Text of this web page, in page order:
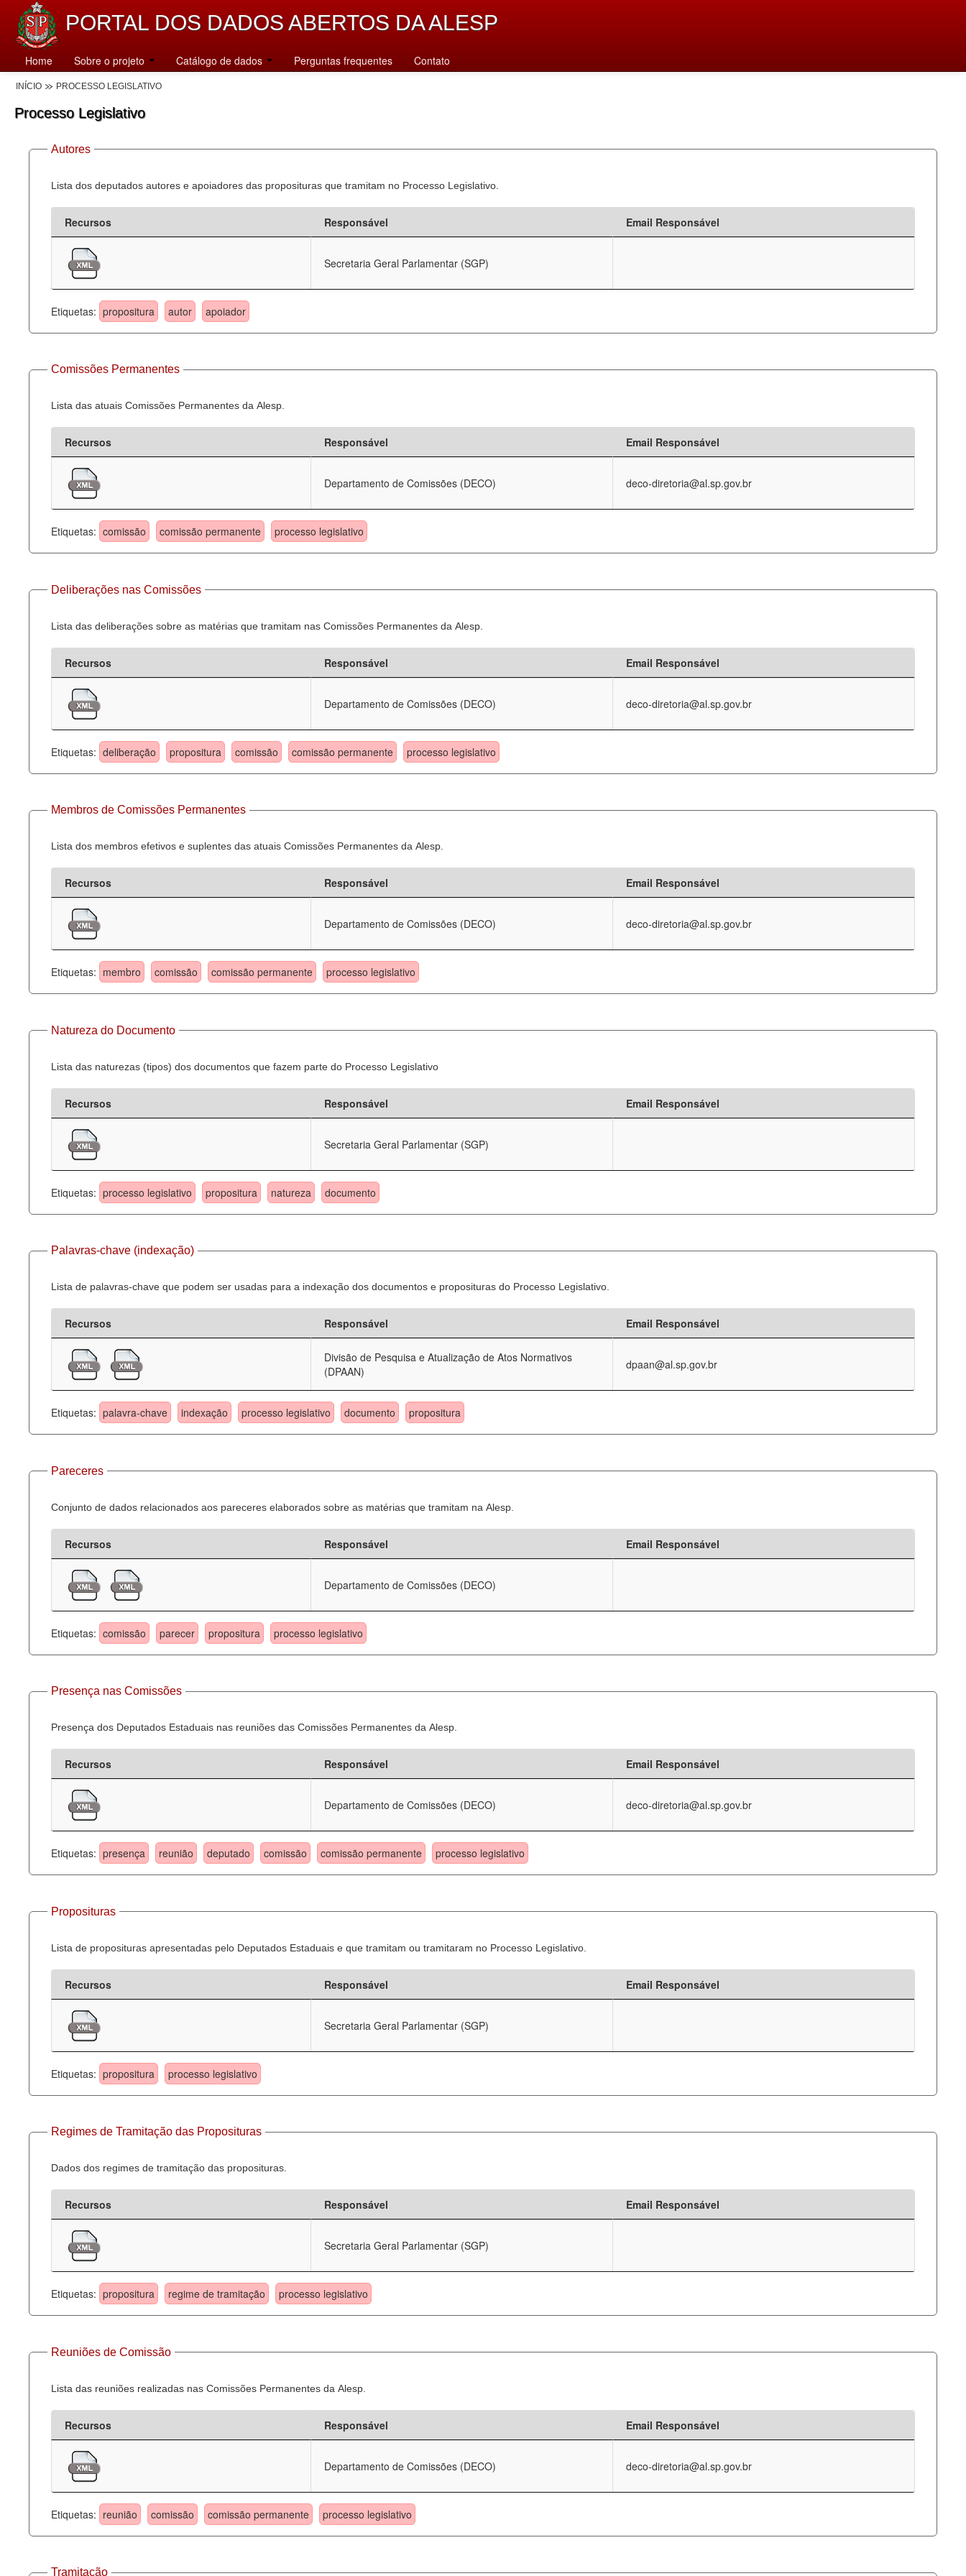
PORTAL DOS DADOS ABERTOS DA ALESP
Home Sobre o projeto Catálogo de dados Perguntas frequentes Contato
INÍCIO PROCESSO LEGISLATIVO
Processo Legislativo
Autores
Lista dos deputados autores e apoiadores das proposituras que tramitam no Processo Legislativo.
Recursos Responsável Email Responsável
Secretaria Geral Parlamentar (SGP)
Etiquetas: propositura autor apoiador
Comissões Permanentes
Lista das atuais Comissões Permanentes da Alesp.
Recursos Responsável Email Responsável
Departamento de Comissões (DECO) deco-diretoria@al.sp.gov.br
Etiquetas: comissão comissão permanente processo legislativo
Deliberações nas Comissões
Lista das deliberações sobre as matérias que tramitam nas Comissões Permanentes da Alesp.
Recursos Responsável Email Responsável
Departamento de Comissões (DECO) deco-diretoria@al.sp.gov.br
Etiquetas: deliberação propositura comissão comissão permanente processo legislativo
Membros de Comissões Permanentes
Lista dos membros efetivos e suplentes das atuais Comissões Permanentes da Alesp.
Recursos Responsável Email Responsável
Departamento de Comissões (DECO) deco-diretoria@al.sp.gov.br
Etiquetas: membro comissão comissão permanente processo legislativo
Natureza do Documento
Lista das naturezas (tipos) dos documentos que fazem parte do Processo Legislativo
Recursos Responsável Email Responsável
Secretaria Geral Parlamentar (SGP)
Etiquetas: processo legislativo propositura natureza documento
Palavras-chave (indexação)
Lista de palavras-chave que podem ser usadas para a indexação dos documentos e proposituras do Processo Legislativo.
Recursos Responsável Email Responsável
Divisão de Pesquisa e Atualização de Atos Normativos
(DPAAN)
dpaan@al.sp.gov.br
Etiquetas: palavra-chave indexação processo legislativo documento propositura
Pareceres
Conjunto de dados relacionados aos pareceres elaborados sobre as matérias que tramitam na Alesp.
Recursos Responsável Email Responsável
Departamento de Comissões (DECO)
Etiquetas: comissão parecer propositura processo legislativo
Presença nas Comissões
Presença dos Deputados Estaduais nas reuniões das Comissões Permanentes da Alesp.
Recursos Responsável Email Responsável
Departamento de Comissões (DECO) deco-diretoria@al.sp.gov.br
Etiquetas: presença reunião deputado comissão comissão permanente processo legislativo
Proposituras
Lista de proposituras apresentadas pelo Deputados Estaduais e que tramitam ou tramitaram no Processo Legislativo.
Recursos Responsável Email Responsável
Secretaria Geral Parlamentar (SGP)
Etiquetas: propositura processo legislativo
Regimes de Tramitação das Proposituras
Dados dos regimes de tramitação das proposituras.
Recursos Responsável Email Responsável
Secretaria Geral Parlamentar (SGP)
Etiquetas: propositura regime de tramitação processo legislativo
Reuniões de Comissão
Lista das reuniões realizadas nas Comissões Permanentes da Alesp.
Recursos Responsável Email Responsável
Departamento de Comissões (DECO) deco-diretoria@al.sp.gov.br
Etiquetas: reunião comissão comissão permanente processo legislativo
Tramitação